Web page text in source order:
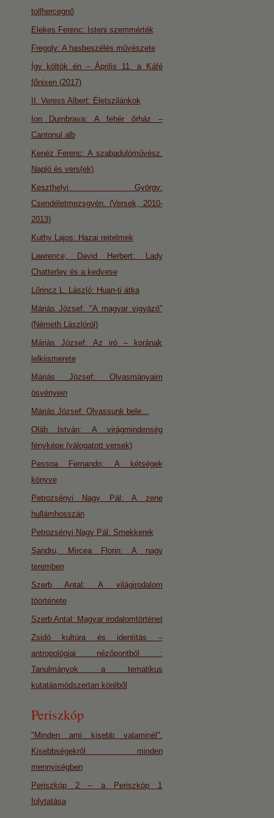
tollhercegnő
Elekes Ferenc: Isteni szemmérték
Fregoly: A hasbeszélés művészete
Így költök én – Április 11. a Káfé
főnixen (2017)
II. Veress Albert: Életszilánkok
Ion Dumbrava: A fehér őrház –
Cantonul alb
Kenéz Ferenc: A szabadulóművész.
Napló és vers(ek)
Keszthelyi György:
Csendéletmezsgyén. (Versek, 2010-
2013)
Kuthy Lajos: Hazai rejtelmek
Lawrence, David Herbert: Lady
Chatterley és a kedvese
Lőrincz L. László: Huan-ti átka
Máriás József: "A magyar vigyázó"
(Németh Lászlóról)
Máriás József: Az iró – korának
lelkiismerete
Máriás József: Olvasmányaim
ösvényein
Máriás József: Olvassunk bele…
Oláh István: A virágmindenség
fényképe (válogatott versek)
Pessoa Fernando: A kétségek
könyve
Petrozsényi Nagy Pál: A zene
hullámhosszán
Petrozsényi Nagy Pál: Smekkerek
Şandru, Mircea Florin: A nagy
teremben
Szerb Antal: A világirodalom
töorténete
Szerb Antal: Magyar irodalomtörténet
Zsidó kultúra és identitás –
antropológiai nézőpontból :
Tanulmányok a tematikus
kutatásmódszertan köréből
Periszkóp
"Minden ami kisebb valaminél".
Kisebbségekről minden
mennyiségben
Periszkóp 2 – a Periszkóp 1
folytatása